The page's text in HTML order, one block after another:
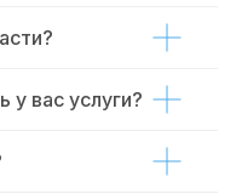
у вас услуги?